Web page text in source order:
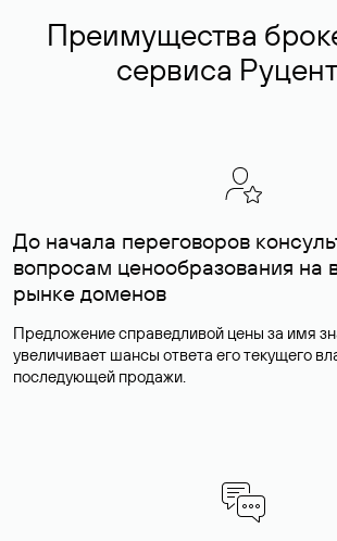
Преимущества
сервиса
До начала переговоров
вопросам ценообразования на
рынке доменов
Предложение справедливой цены за имя
увеличивает шансы ответа его текущего
последующей продажи.